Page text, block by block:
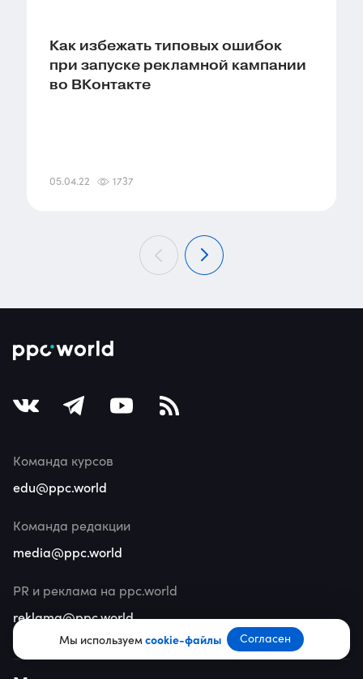
Мы используемcookie-файлы Согласен
Как избежать типовых ошибок
при запуске рекламной кампании
во ВКонтакте
05.04.22 1737
Команда курсов
edu@ppc.world
Команда редакции
media@ppc.world
PR и реклама на ppc.world
reklama@ppc.world